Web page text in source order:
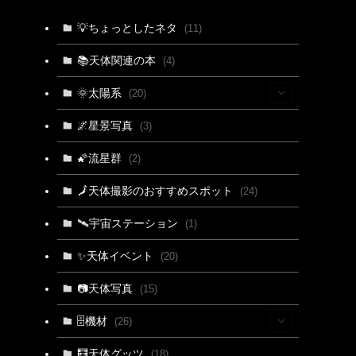
💡ちょっとしたネタ (11)
📚天体関連の本 (4)
🌞太陽系 (20)
(15)
(3)
🌌星景写真 (3)
🌠流星群 (2)
🗾天体撮影のおすすめスポット (24)
🛰宇宙ステーション (1)
✨天体イベント (20)
📷天体写真 (15)
🗄機材 (26)
(2)
🧮天体グッツ (18)